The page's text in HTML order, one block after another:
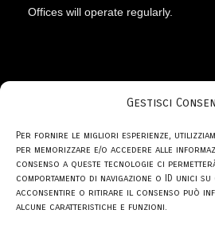
Gestisci
Per fornire le migliori esperienze,
per memorizzare e/o accedere alle
consenso a queste tecnologie ci
comportamento di navigazione o ID unici
acconsentire o ritirare il consenso può
alcune caratteristiche e funzioni.
Offices will operate regularly.
© 1969 - 2026Studio
privacy policy